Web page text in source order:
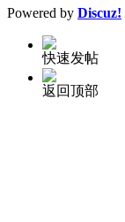
Powered by Discuz!
快速发帖
返回顶部